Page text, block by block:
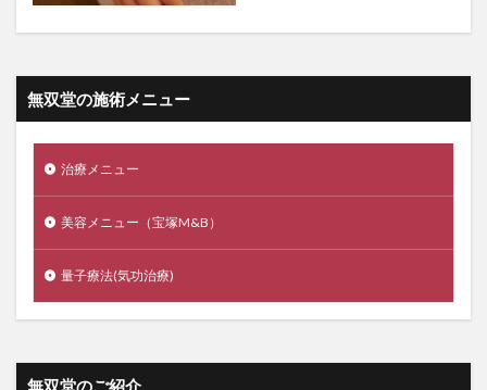
無双堂の施術メニュー
治療メニュー
美容メニュー（宝塚M&B）
量子療法(気功治療)
無双堂のご紹介